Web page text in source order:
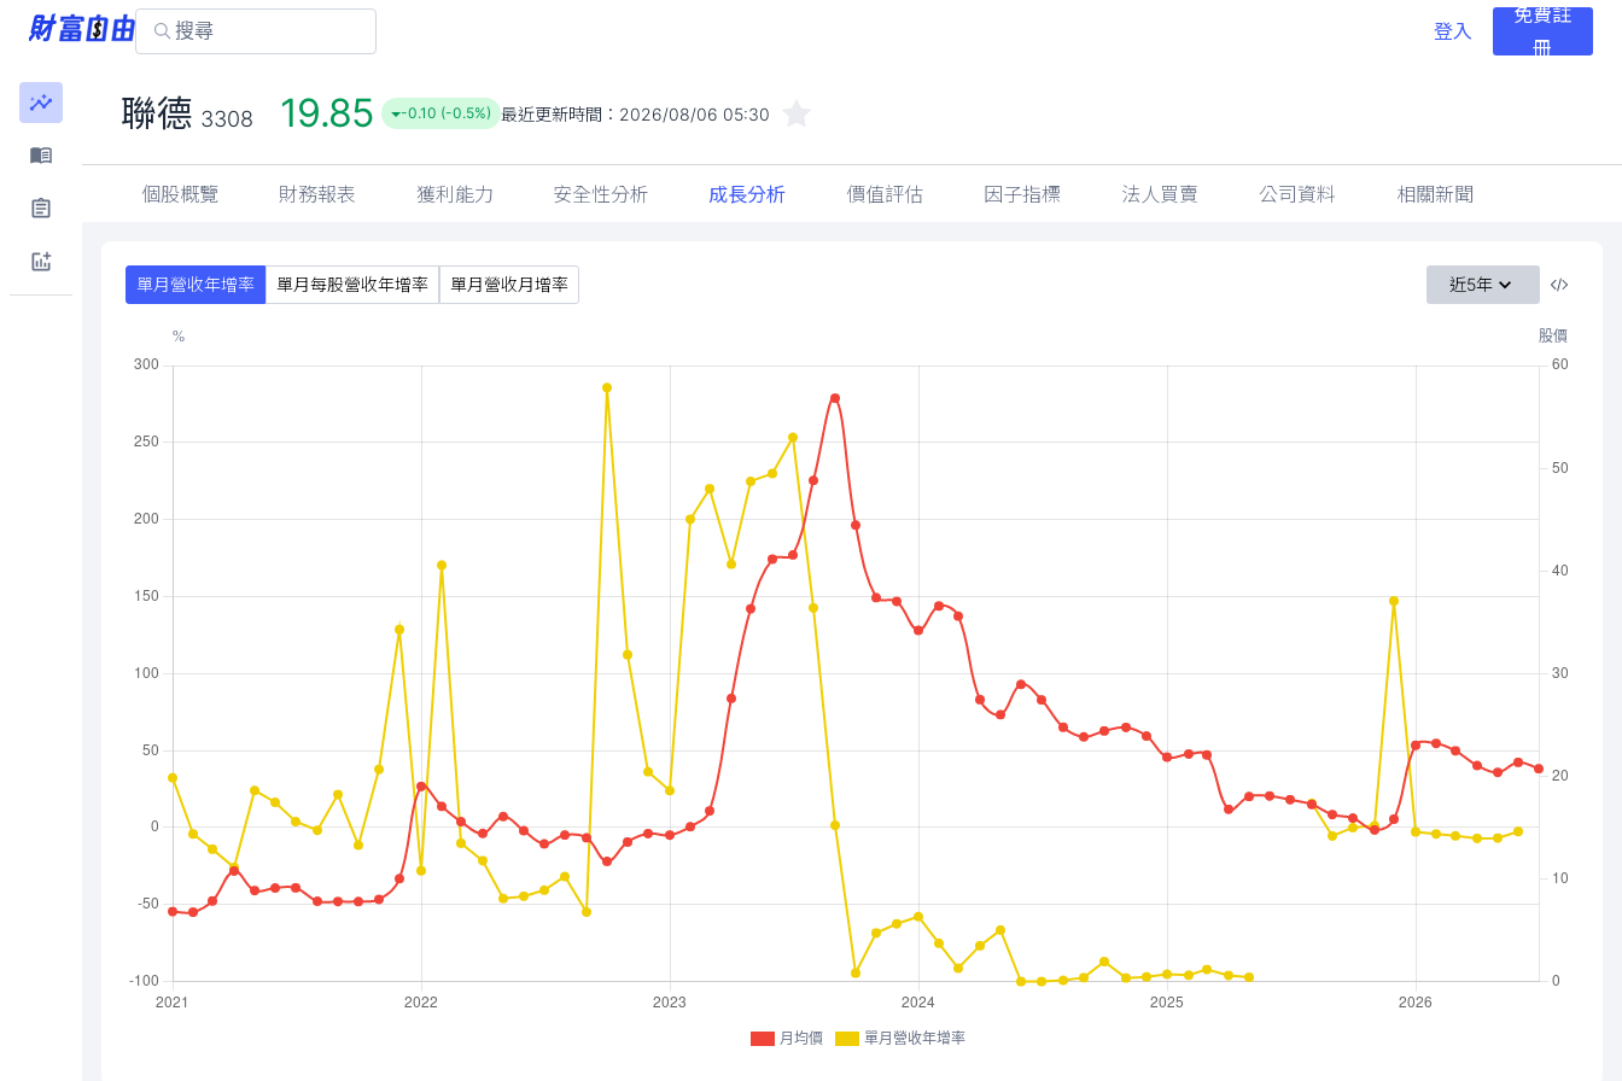
登入
免費註
冊
聯德 3308 19.85 -0.10 (-0.5%) 最近更新時間： 2026/08/06 05:30
個股概覽 財務報表 獲利能力 安全性分析 成長分析 價值評估 因子指標 法人買賣 公司資料 相關新聞
單月營收年增率 單月每股營收年增率 單月營收月增率 近5年
月均價 單月營收年增率